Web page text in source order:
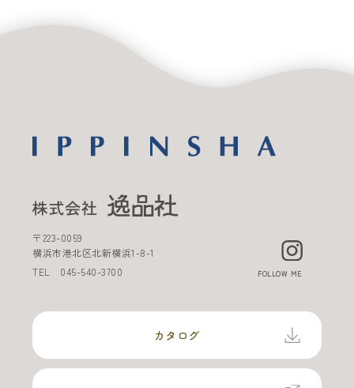
〒223-0059
横浜市港北区北新横浜1-8-1
TEL 045-540-3700 FOLLOW ME
カタログ